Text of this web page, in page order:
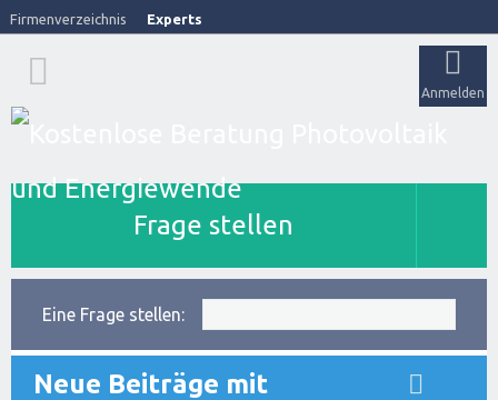
Firmenverzeichnis Experts
Anmelden
Frage stellen
Eine Frage stellen:
Neue Beiträge mit